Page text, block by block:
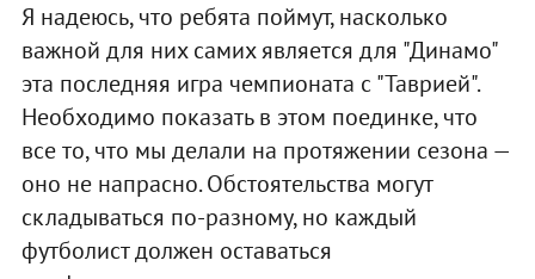
Я надеюсь, что ребята поймут, насколько
важной для них самих является для "Динамо"
эта последняя игра чемпионата с "Таврией".
Необходимо показать в этом поединке, что
все то, что мы делали на протяжении сезона —
оно не напрасно. Обстоятельства могут
складываться по-разному, но каждый
футболист должен оставаться